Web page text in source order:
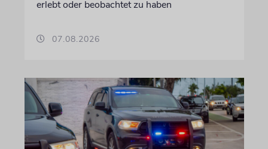
erlebt oder beobachtet zu haben
07.08.2026